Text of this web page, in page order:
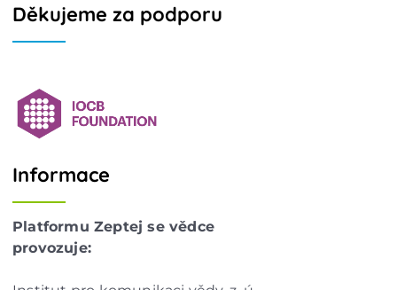
Děkujeme za podporu
Informace
Platformu Zeptej se vědce
provozuje: